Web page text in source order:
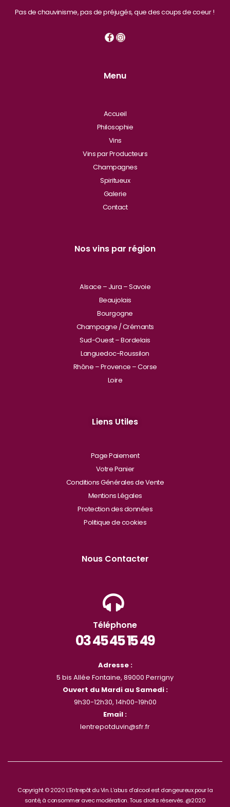
Pas de chauvinisme, pas de préjugés, que des coups de coeur !
Menu
Accueil
Philosophie
Vins
Vins par Producteurs
Champagnes
Spiritueux
Galerie
Contact
Nos vins par région
Alsace – Jura – Savoie
Beaujolais
Bourgogne
Champagne / Crémants
Sud-Ouest – Bordelais
Languedoc-Roussilon
Rhône – Provence – Corse
Loire
Liens Utiles
Page Paiement
Votre Panier
Conditions Générales de Vente
Mentions Légales
Protection des données
Politique de cookies
Nous Contacter
Téléphone
03 45 45 15 49
Adresse :
5 bis Allée Fontaine, 89000 Perrigny
Ouvert du Mardi au Samedi :
9h30-12h30, 14h00-19h00
Email :
lentrepotduvin@sfr.fr
Copyright © 2020 L’Entrepôt du Vin. L’abus d’alcool est dangeureux pour la
santé, à consommer avec modération. Tous droits réservés. @2020